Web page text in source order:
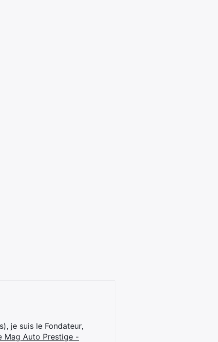
je suis le Fondateur,
Mag Auto Prestige -